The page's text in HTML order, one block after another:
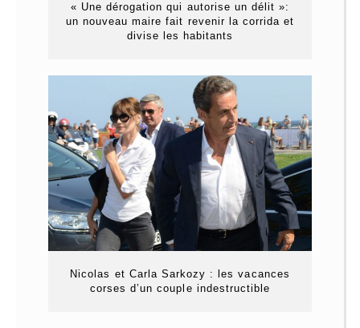
« Une dérogation qui autorise un délit »:
un nouveau maire fait revenir la corrida et
divise les habitants
Nicolas et Carla Sarkozy : les vacances
corses d’un couple indestructible